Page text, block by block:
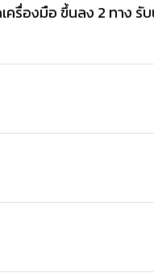
รื่องมือ ขึ้นลง 2 ทาง รั